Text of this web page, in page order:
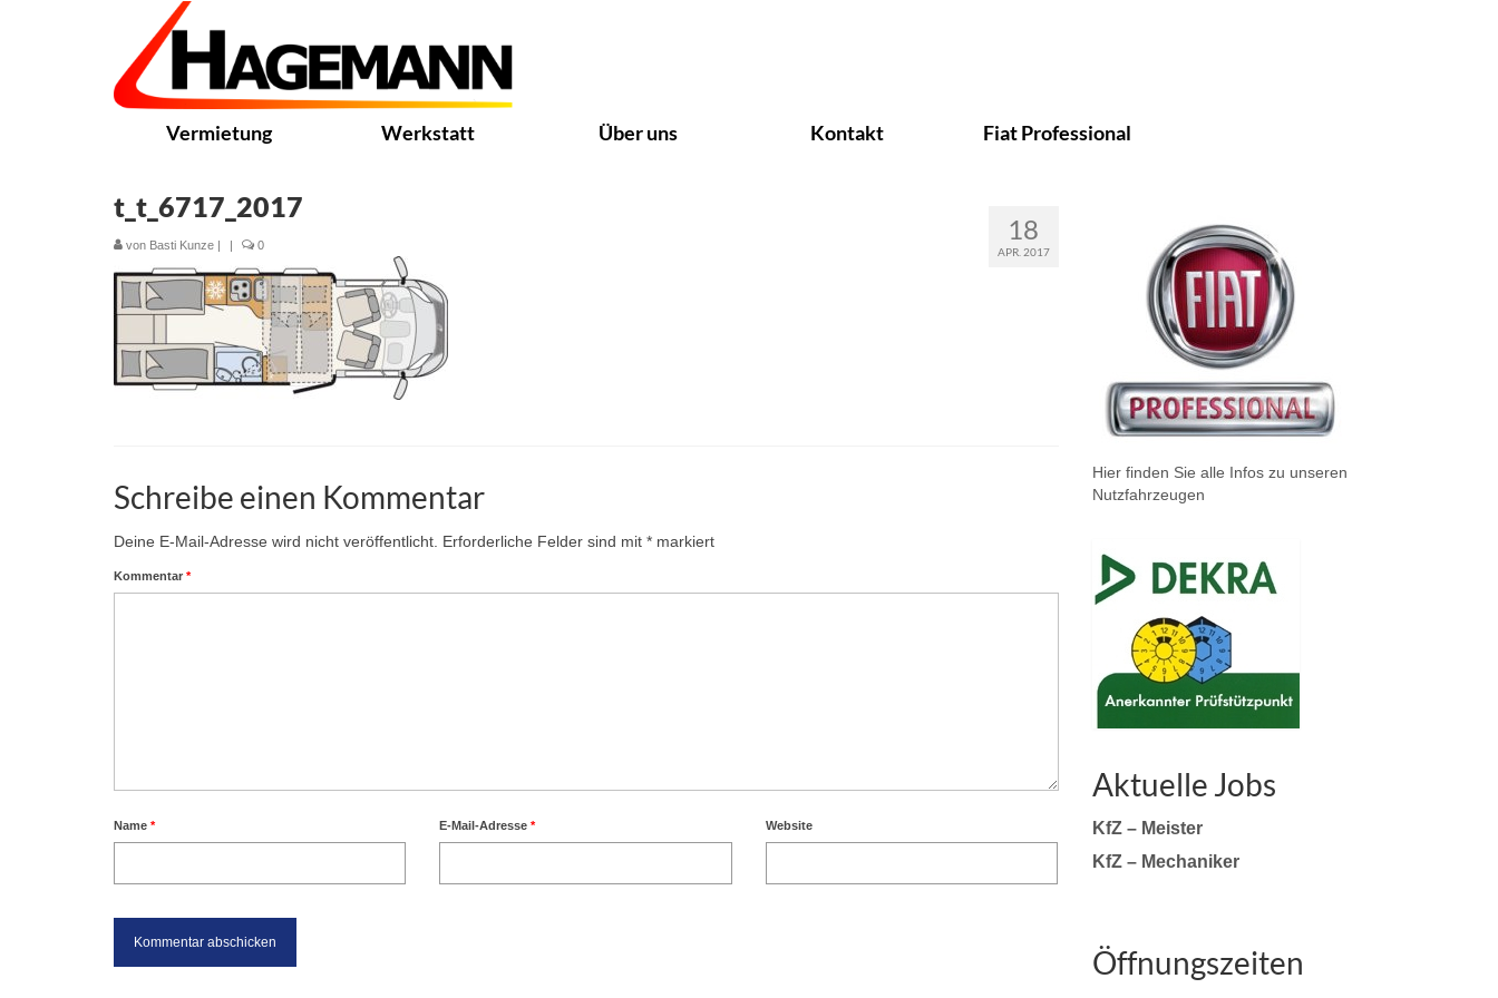
Vermietung Werkstatt Über uns Kontakt Fiat Professional
18
APR. 2017
t_t_6717_2017
von Basti Kunze | | 0
Schreibe einen Kommentar
Deine E-Mail-Adresse wird nicht veröffentlicht. Erforderliche Felder sind mit * markiert
Kommentar *
Name * E-Mail-Adresse* Website
Hier finden Sie alle Infos zu unseren
Nutzfahrzeugen
Aktuelle Jobs
KfZ – Meister
KfZ – Mechaniker
Öffnungszeiten